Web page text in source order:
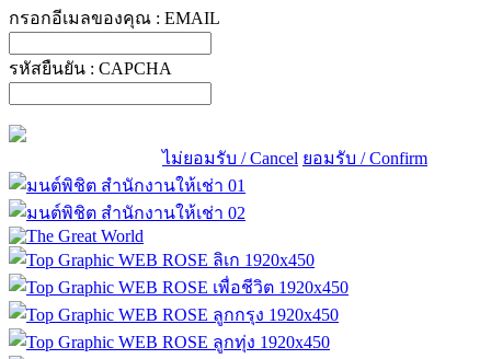
กรอกอีเมลของคุณ : EMAIL
รหัสยืนยัน : CAPCHA
ไม่ยอมรับ / Cancel ยอมรับ / Confirm